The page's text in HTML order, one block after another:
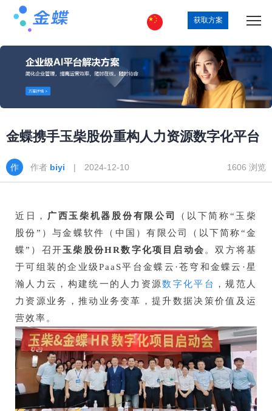
获取方案
金蝶携手玉柴股份重构人力资源数字化平台
作者 biyi | 2024-12-10 1606 浏览
近日， 广西玉柴机器 股份有限公司
（以下简称“玉柴
股份”）与金蝶软件（中国）有限公司（以下简称“金
蝶”）召开玉柴股份HR数字化项目启动会。双方将基
于可组装的企业级PaaS平台金蝶云·苍穹和金蝶云·星
瀚人力云，构建统一的人力资源数字化平台 ，规范人
力资源业务，推动业务变革，提升数据决策价值及运
营效率。